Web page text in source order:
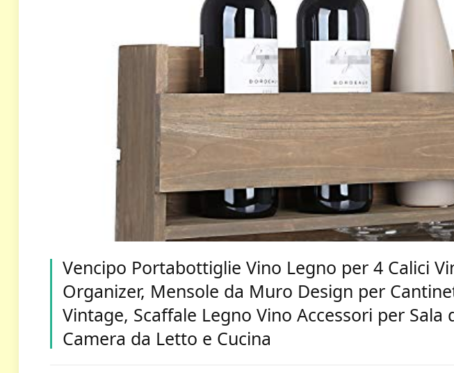
Vencipo Portabottiglie Vino Legno per 4 Calici
Organizer, Mensole da Muro Design per
Vintage, Scaffale Legno Vino Accessori per Sala
Camera da Letto e Cucina